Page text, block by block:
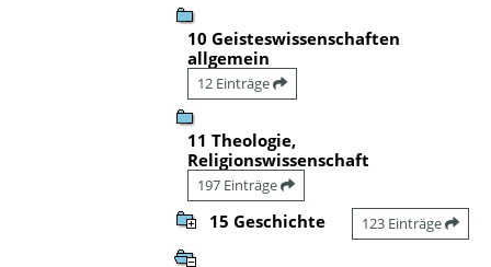
10 Geisteswissenschaften
allgemein
12 Einträge
11 Theologie,
Religionswissenschaft
197 Einträge
15 Geschichte 123 Einträge